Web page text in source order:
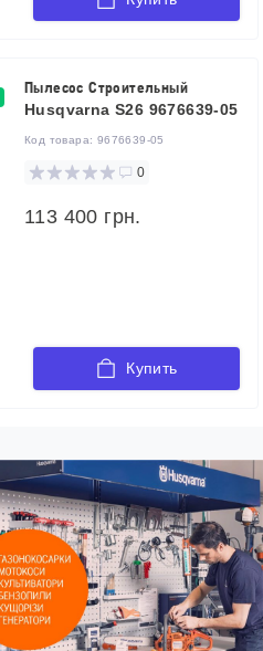
Пылесос Строительный
Husqvarna S26 9676639-05
Код товара: 9676639-05
0
113 400 грн.
Купить